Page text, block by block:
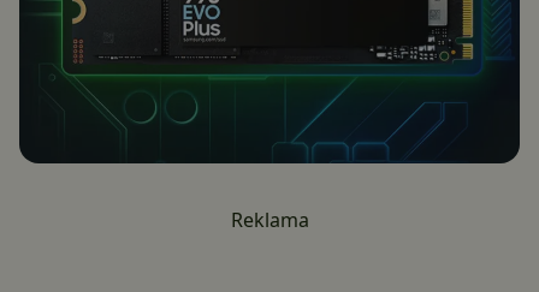
Reklama